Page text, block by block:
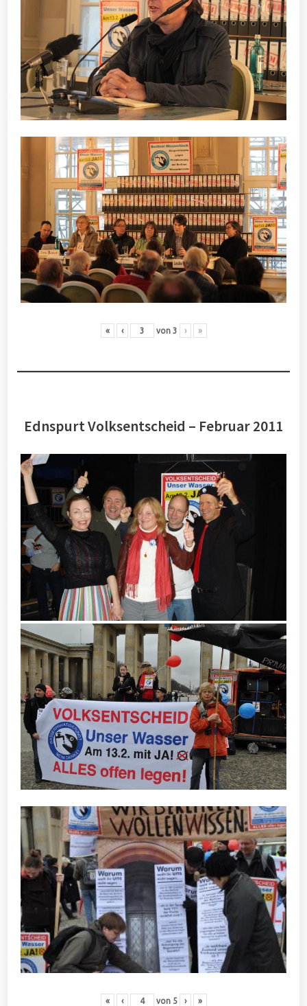
« ‹ von 3 › »
Ednspurt Volksentscheid – Februar 2011
« ‹ von 5 › »